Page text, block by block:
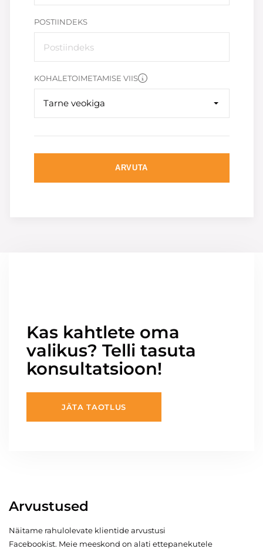
POSTIINDEKS
KOHALETOIMETAMISE VIIS
Tarne veokiga
ARVUTA
Kas kahtlete oma
valikus? Telli tasuta
konsultatsioon!
JÄTA TAOTLUS
Arvustused
Näitame rahulolevate klientide arvustusi
Facebookist. Meie meeskond on alati ettepanekutele